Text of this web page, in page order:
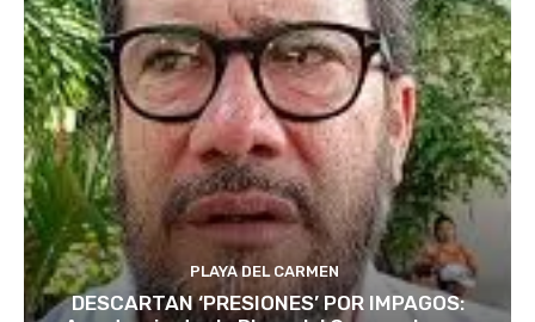
PLAYA DEL CARMEN
DESCARTAN ‘PRESIONES’ POR IMPAGOS: